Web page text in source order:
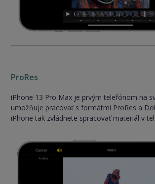
ProRes
iPhone 13 Pro Max je prvým telefónom na
umožňuje pracovať s formátmi ProRes a
iPhone tak zvládnete spracovať materiál v